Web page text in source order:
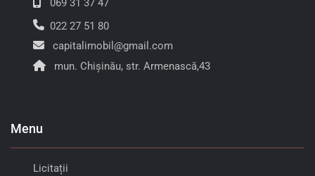
069 31 37 47
022 27 51 80
capitalimobil@gmail.com
mun. Chișinău, str. Armenască,43
Menu
Licitații